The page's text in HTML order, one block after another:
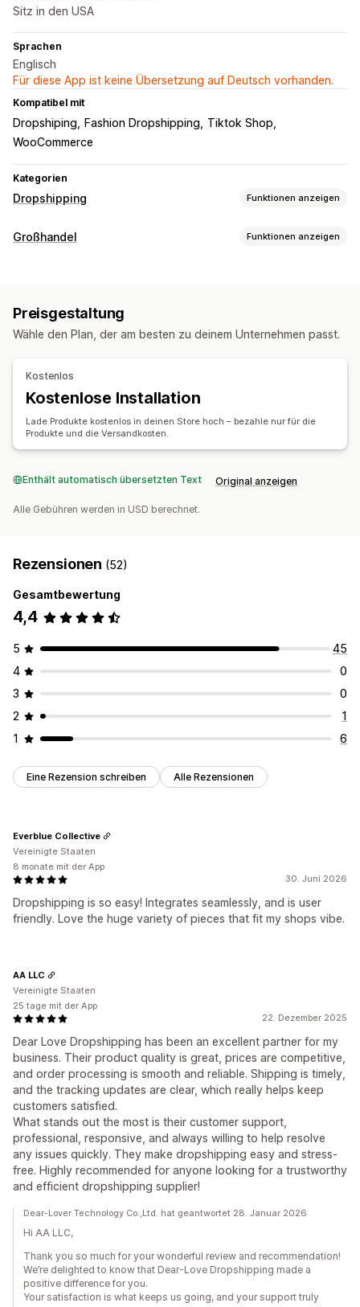
Sitz in den USA
Sprachen
Englisch
Für diese App ist keine Übersetzung auf Deutsch vorhanden.
Kompatibel mit
Dropshiping Fashion Dropshipping
Tiktok Shop
WooCommerce
Kategorien
Dropshipping Funktionen anzeigen
Produkte, die du verkaufen kannst
China Vereinigte Staaten
Großhandel Funktionen anzeigen
Bestellverwaltung
Preisgestaltung
Wähle den Plan, der am besten zu deinem Unternehmen passt.
Kostenlos
Kostenlose Installation
Lade Produkte kostenlos in deinen Store hoch – bezahle nur für die
Produkte und die Versandkosten.
Enthält automatisch übersetzten Text Original anzeigen
Alle Gebühren werden in USD berechnet.
Rezensionen (52)
Gesamtbewertung
4,4
5
45
4
0
3
0
2
1
1
6
Eine Rezension schreiben Alle Rezensionen
30. Juni 2026
Dropshipping is so easy! Integrates seamlessly, and is user
friendly. Love the huge variety of pieces that fit my shops vibe.
Everblue Collective
Vereinigte Staaten
8 monate mit der App
22. Dezember 2025
Dear Love Dropshipping has been an excellent partner for my
business. Their product quality is great, prices are competitive,
and order processing is smooth and reliable. Shipping is timely,
and the tracking updates are clear, which really helps keep
customers satisfied.
What stands out the most is their customer support,
professional, responsive, and always willing to help resolve
any issues quickly. They make dropshipping easy and stress-
free. Highly recommended for anyone looking for a trustworthy
and efficient dropshipping supplier!
AA LLC
Vereinigte Staaten
25 tage mit der App
Dear-Lover Technology Co.,Ltd. hat geantwortet 28. Januar 2026
Hi AA LLC,
Thank you so much for your wonderful review and recommendation!
We’re delighted to know that Dear-Love Dropshipping made a
positive difference for you.
Your satisfaction is what keeps us going, and your support truly